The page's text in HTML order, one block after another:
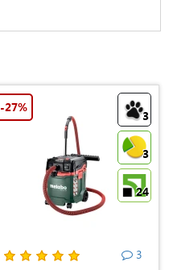
3
3
24
-27%
3